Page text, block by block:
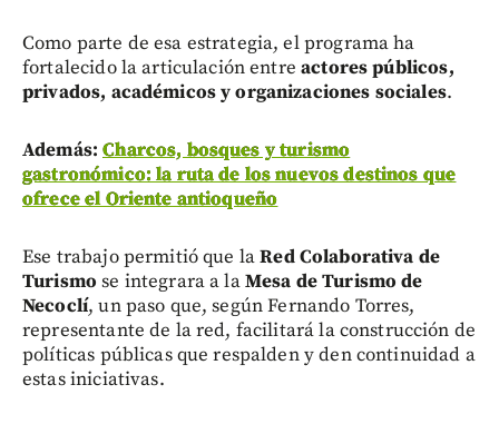
Como parte de esa estrategia, el programa ha
fortalecido la articulación entreactores públicos,
privados, académicos y organizaciones sociales.
Además:Charcos, bosques y turismo
gastronómico: la ruta de los nuevos destinos que
ofrece el Oriente antioqueño
Ese trabajo permitió que laRed Colaborativa de
Turismo se integrara a laMesa de Turismo de
Necoclí, un paso que, según Fernando Torres,
representante de la red, facilitará la construcción de
políticas públicas que respalden y den continuidad a
estas iniciativas.